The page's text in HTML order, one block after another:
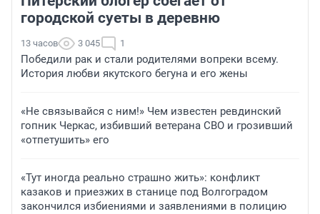
городской суеты в деревню
13 часов 3 045 1
Победили рак и стали родителями вопреки всему.
История любви якутского бегуна и его жены
«Не связывайся с ним!» Чем известен ревдинский
гопник Черкас, избивший ветерана СВО и грозивший
«отпетушить» его
«Тут иногда реально страшно жить»: конфликт
казаков и приезжих в станице под Волгоградом
закончился избиениями и заявлениями в полицию